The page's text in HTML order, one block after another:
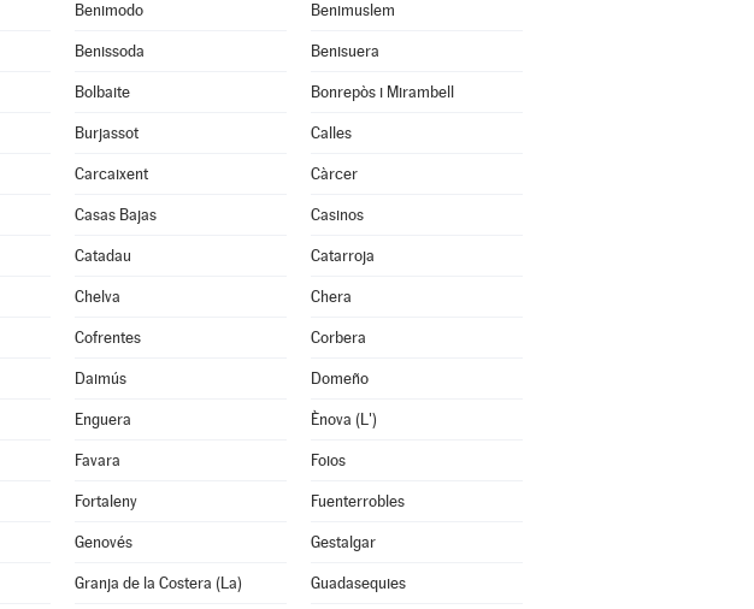
Benimodo Benimuslem
Benissoda Benisuera
Bolbaite Bonrepòs i Mirambell
Burjassot Calles
Carcaixent Càrcer
Casas Bajas Casinos
Catadau Catarroja
Chelva Chera
Cofrentes Corbera
Daimús Domeño
Enguera Ènova (L')
Favara Foios
Fortaleny Fuenterrobles
Genovés Gestalgar
Granja de la Costera (La) Guadasequies